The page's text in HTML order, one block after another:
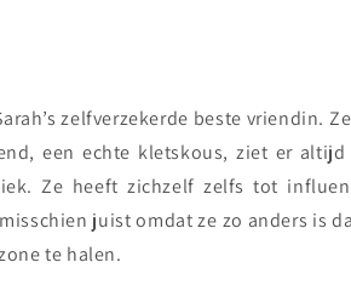
zelfverzekerde beste vriendin.
een echte kletskous, ziet er
Ze heeft zichzelf zelfs tot
juist omdat ze zo anders is
te halen.